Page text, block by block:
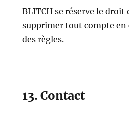
BLITCH se réserve le droit
supprimer tout compte en
des règles.
13. Contact